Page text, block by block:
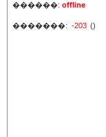
������: offline
�������: -203 ()